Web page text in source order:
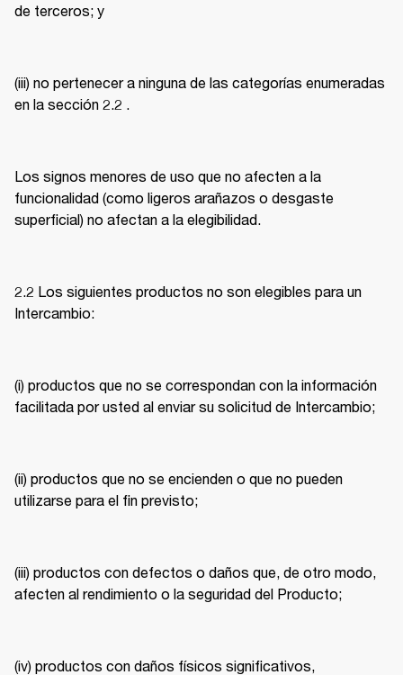
de terceros; y
(iii) no pertenecer a ninguna de las categorías enumeradas
en la sección 2.2 .
Los signos menores de uso que no afecten a la
funcionalidad (como ligeros arañazos o desgaste
superficial) no afectan a la elegibilidad.
2.2 Los siguientes productos no son elegibles para un
Intercambio:
(i) productos que no se correspondan con la información
facilitada por usted al enviar su solicitud de Intercambio;
(ii) productos que no se encienden o que no pueden
utilizarse para el fin previsto;
(iii) productos con defectos o daños que, de otro modo,
afecten al rendimiento o la seguridad del Producto;
(iv) productos con daños físicos significativos,